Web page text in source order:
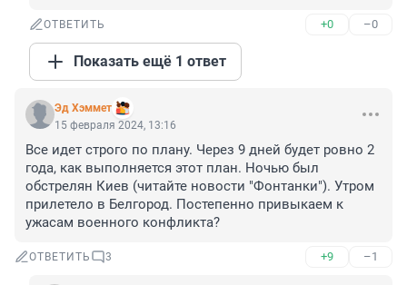
ОТВЕТИТЬ +0 –0
Показать ещё 1 ответ
Эд Хэммет
15 февраля 2024, 13:16
Все идет строго по плану. Через 9 дней будет ровно 2
года, как выполняется этот план. Ночью был
обстрелян Киев (читайте новости "Фонтанки"). Утром
прилетело в Белгород. Постепенно привыкаем к
ужасам военного конфликта?
ОТВЕТИТЬ 3 +9 –1